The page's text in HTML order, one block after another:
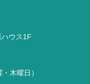
ウス1F
木曜日）